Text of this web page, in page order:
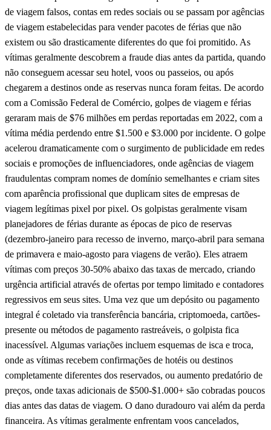
de viagem falsos, contas em redes sociais ou se passam por agências
de viagem estabelecidas para vender pacotes de férias que não
existem ou são drasticamente diferentes do que foi promitido. As
vítimas geralmente descobrem a fraude dias antes da partida, quando
não conseguem acessar seu hotel, voos ou passeios, ou após
chegarem a destinos onde as reservas nunca foram feitas. De acordo
com a Comissão Federal de Comércio, golpes de viagem e férias
geraram mais de $76 milhões em perdas reportadas em 2022, com a
vítima média perdendo entre $1.500 e $3.000 por incidente. O golpe
acelerou dramaticamente com o surgimento de publicidade em redes
sociais e promoções de influenciadores, onde agências de viagem
fraudulentas compram nomes de domínio semelhantes e criam sites
com aparência profissional que duplicam sites de empresas de
viagem legítimas pixel por pixel. Os golpistas geralmente visam
planejadores de férias durante as épocas de pico de reservas
(dezembro-janeiro para recesso de inverno, março-abril para semana
de primavera e maio-agosto para viagens de verão). Eles atraem
vítimas com preços 30-50% abaixo das taxas de mercado, criando
urgência artificial através de ofertas por tempo limitado e contadores
regressivos em seus sites. Uma vez que um depósito ou pagamento
integral é coletado via transferência bancária, criptomoeda, cartões-
presente ou métodos de pagamento rastreáveis, o golpista fica
inacessível. Algumas variações incluem esquemas de isca e troca,
onde as vítimas recebem confirmações de hotéis ou destinos
completamente diferentes dos reservados, ou aumento predatório de
preços, onde taxas adicionais de $500-$1.000+ são cobradas poucos
dias antes das datas de viagem. O dano duradouro vai além da perda
financeira. As vítimas geralmente enfrentam voos cancelados,